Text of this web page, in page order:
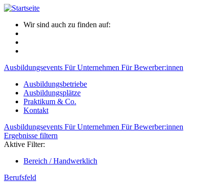
Wir sind auch zu finden auf:
Ausbildungsevents Für Unternehmen Für Bewerber:innen
Ausbildungsbetriebe
Ausbildungsplätze
Praktikum & Co.
Kontakt
Ausbildungsevents Für Unternehmen Für Bewerber:innen
Ergebnisse filtern
Aktive Filter:
Bereich / Handwerklich
Berufsfeld